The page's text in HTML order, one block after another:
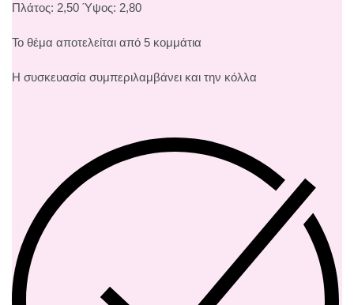
Πλάτος: 2,50 Ύψος: 2,80
Το θέμα αποτελείται από 5 κομμάτια
Η συσκευασία συμπεριλαμβάνει και την κόλλα